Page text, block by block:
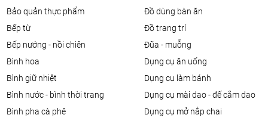
bảo quản thực phẩm
bếp từ
bếp nướng - nồi chiên
bình hoa
bình giữ nhiệt
bình nước - bình thời trang
bình pha cà phê
đồ dùng bàn ăn
đồ trang trí
đũa - muỗng
dụng cụ ăn uống
dụng cụ làm bánh
dụng cụ mài dao - đế cắm dao
dụng cụ mở nắp chai